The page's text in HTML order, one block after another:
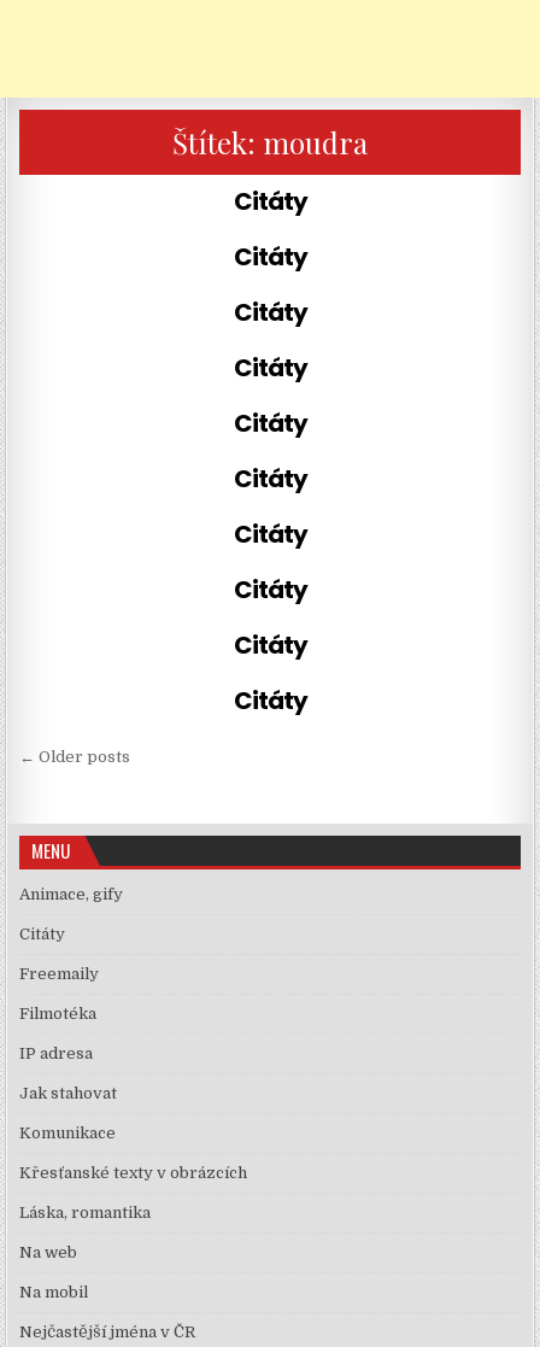
Štítek: moudra
Citáty
Citáty
Citáty
Citáty
Citáty
Citáty
Citáty
Citáty
Citáty
Citáty
Navigace pro příspěvky
← Older posts
MENU
Animace, gify
Citáty
Freemaily
Filmotéka
IP adresa
Jak stahovat
Komunikace
Křesťanské texty v obrázcích
Láska, romantika
Na web
Na mobil
Nejčastější jména v ČR